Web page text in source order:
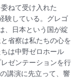
ねて受け入れた
験している。グレゴ
、日本という国が綻
省察は私たちの心を
は中野ゼロホール
ゼンテーションを行
講演に先立って、響